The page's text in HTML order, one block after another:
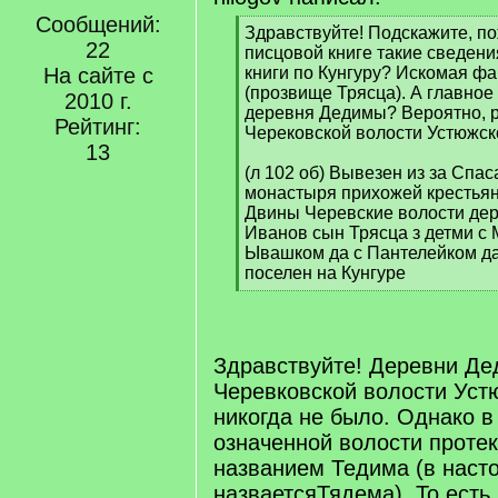
Сообщений:
22
На сайте с
2010 г.
Рейтинг:
13
[
q
]
Здравствуйте! Подскажите,
писцовой книге такие
книги по Кунгуру? Искомая
(прозвище Трясца). А
деревня Дедимы? Вероятно,
Черековской волости
(л 102 об) Вывезен из за
монастыря прихожей
Двины Черевские волости
Иванов сын Трясца з детми
Ывашком да с Пантелейком
поселен на Кунгуре
[
Здравствуйте! Деревни
Черевковской волости
никогда не было. Однако
означенной волости
названием Тедима (в